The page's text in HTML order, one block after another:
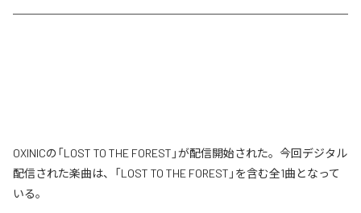
OXINICの「LOST TO THE FOREST」が配信開始された。今回デジタル
配信された楽曲は、「LOST TO THE FOREST」を含む全1曲となって
いる。